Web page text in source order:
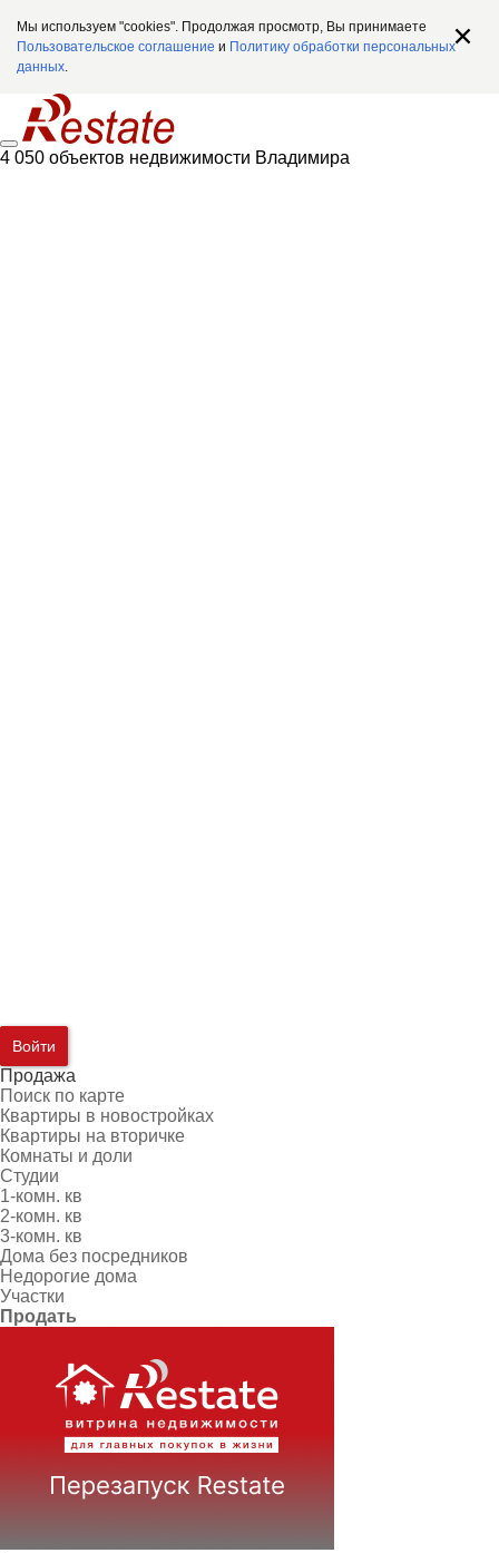
Мы используем "cookies". Продолжая просмотр, Вы принимаете
Пользовательское соглашение и Политику обработки персональных
данных.
4 050 объектов недвижимости Владимира
Войти
Продажа
Поиск по карте
Квартиры в новостройках
Квартиры на вторичке
Комнаты и доли
Студии
1-комн. кв
2-комн. кв
3-комн. кв
Дома без посредников
Недорогие дома
Участки
Продать